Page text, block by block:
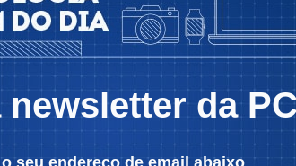
Itália, França, Países
e dos restantes mercados
newsletter da
seu endereço de email abaixo